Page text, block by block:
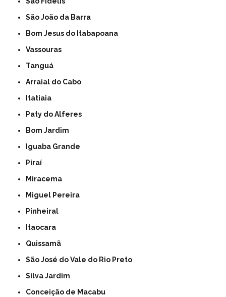
São João da Barra
Bom Jesus do Itabapoana
Vassouras
Tanguá
Arraial do Cabo
Itatiaia
Paty do Alferes
Bom Jardim
Iguaba Grande
Piraí
Miracema
Miguel Pereira
Pinheiral
Itaocara
Quissamã
São José do Vale do Rio Preto
Silva Jardim
Conceição de Macabu